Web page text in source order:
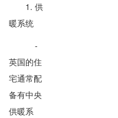
1. 供
暖系统
-
英国的住
宅通常配
备有中央
供暖系